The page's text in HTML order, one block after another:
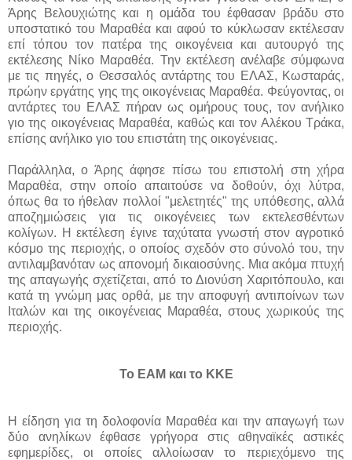
Άρης Βελουχιώτης και η ομάδα του έφθασαν βράδυ στο
υποστατικό του Μαραθέα και αφού το κύκλωσαν εκτέλεσαν
επί τόπου τον πατέρα της οικογένεια και αυτουργό της
εκτέλεσης Νίκο Μαραθέα. Την εκτέλεση ανέλαβε σύμφωνα
με τις πηγές, ο Θεσσαλός αντάρτης του ΕΛΑΣ, Κωσταράς,
πρώην εργάτης γης της οικογένειας Μαραθέα. Φεύγοντας, οι
αντάρτες του ΕΛΑΣ πήραν ως ομήρους τους, τον ανήλικο
γιο της οικογένειας Μαραθέα, καθώς και τον Αλέκου Τράκα,
επίσης ανήλικο γιο του επιστάτη της οικογένειας.
Παράλληλα, ο Άρης άφησε πίσω του επιστολή στη χήρα
Μαραθέα, στην οποίο απαιτούσε να δοθούν, όχι λύτρα,
όπως θα το ήθελαν πολλοί "μελετητές" της υπόθεσης, αλλά
αποζημιώσεις για τις οικογένειες των εκτελεσθέντων
κολίγων. Η εκτέλεση έγινε ταχύτατα γνωστή στον αγροτικό
κόσμο της περιοχής, ο οποίος σχεδόν στο σύνολό του, την
αντιλαμβανόταν ως απονομή δικαιοσύνης. Μια ακόμα πτυχή
της απαγωγής σχετίζεται, από το Διονύση Χαριτόπουλο, και
κατά τη γνώμη μας ορθά, με την αποφυγή αντιποίνων των
Ιταλών και της οικογένειας Μαραθέα, στους χωρικούς της
περιοχής.
Το ΕΑΜ και το ΚΚΕ
Η είδηση για τη δολοφονία Μαραθέα και την απαγωγή των
δύο ανηλίκων έφθασε γρήγορα στις αθηναϊκές αστικές
εφημερίδες, οι οποίες αλλοίωσαν το περιεχόμενο της